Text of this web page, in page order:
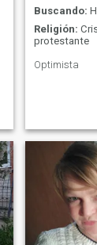
Buscando:
Religión:
protestante
Optimista